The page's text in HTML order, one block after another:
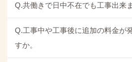
Q.共働きで日中不在でも工事出来
Q.工事中や工事後に追加の料金が
すか。